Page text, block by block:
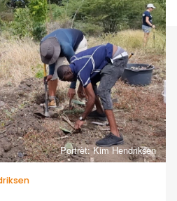
Portrèt: Kim Hendriksen